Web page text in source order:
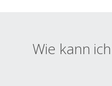
Wie kann